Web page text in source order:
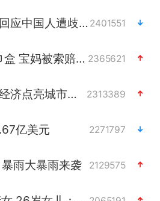
泰交通部副部长回应中国人遭歧视手势 2401551
1岁宝宝碰坏纸巾盒 宝妈被索赔924元 2365621
以“新”破局 首发经济点亮城市消费活力 2313389
亿美元 2271797
雨大暴雨来袭 2129575